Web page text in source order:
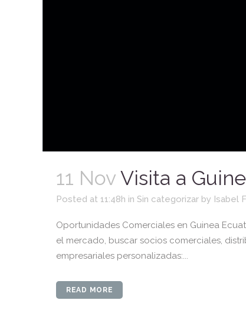
11 Nov Visita a
Posted at 11:48h in Sin categorizar by Isabel
Oportunidades Comerciales en Guinea
el mercado, buscar socios comerciales,
empresariales personalizadas:...
READ MORE